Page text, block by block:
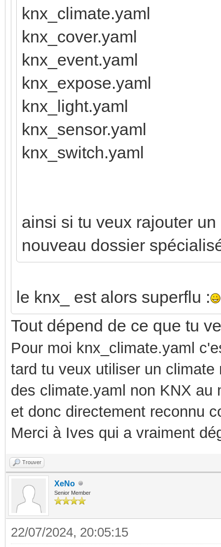
knx_climate.yaml
knx_cover.yaml
knx_event.yaml
knx_expose.yaml
knx_light.yaml
knx_sensor.yaml
knx_switch.yaml
ainsi si tu veux rajouter
nouveau dossier
le knx_ est alors superflu :
Tout dépend de ce que tu
Pour moi knx_climate.yaml
tard tu veux utiliser un climate
des climate.yaml non KNX au
et donc directement reconnu
Merci à Ives qui a vraiment
Trouver
XeNo
Senior Member
22/07/2024, 20:05:15